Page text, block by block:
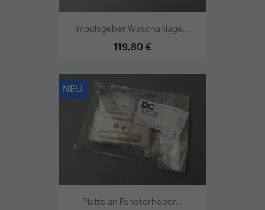
Impulsgeber Waschanlage...
119,80 €
Platte an Fensterheber...
NEU